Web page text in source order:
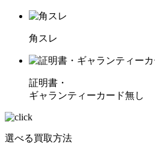
角スレ
証明書・
ギャランティーカード無し
選べる買取方法